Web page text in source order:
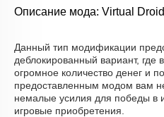
Описание мода: Virtual
Данный тип модификации
деблокированный вариант, где
огромное количество денег и
предоставленным модом вам
немалые усилия для победы в
игровые приобретения.